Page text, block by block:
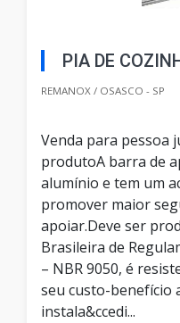
PIA DE
REMANOX / OSASCO - SP
Venda para pessoa
produtoA barra de
alumínio e tem um
promover maior
apoiar.Deve ser
Brasileira de
– NBR 9050, é
seu custo-benefício
instala&ccedi...